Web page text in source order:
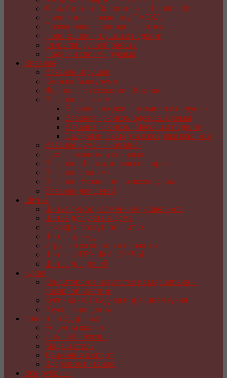
День Святого Валентина — handmade
Handmade к празднику ПАСХA
Праздничная сервировка стола
Новогодние игрушки и поделки
Открытки ручной работы
Подарки своими руками
Вязание
Вязание игрушек
Куколки Амигуруми
Журналы со схемами. Вязание
Вязание крючком
Вязание пледов, покрывал и подушек
Вязаная крючком одежда. Схемы
Вязание крючком. Мелочи и поделки
Салфетки, скатерти и коврики крючком
Вязание сумок и корзинок
Цветы крючком и спицами
Вязание. Шапки, шляпы и шарфы
Вязание спицами
Вязание. Украшения и аксессуары
Вязание для детей
Шитье
Шитье сумок, косметичек, кошельков
Шитье для уюта в доме
Пэчворк, лоскутное шитье
Шитье одежды
Игрушки из носков и перчаток
Шитье. ИГРУШКИ, КУКЛЫ
Шитье для детей
Кухня
Кондитерское искусство из марципана и
сахарной мастики
Кулинария. Сладкая и красивая кухня
Вкусные рецепты
Красота и Здоровье
Рецепты красоты
Сам себе лекарь
Мода и стиль
Движение и спорт
Здоровое питание
Все рубрики